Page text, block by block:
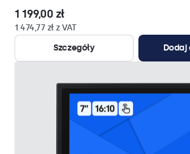
1 199,00 zł
1 474,77 zł z VAT
Szczegóły
Dodaj